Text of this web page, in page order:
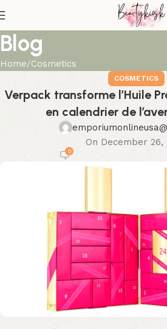
Blog
Home Cosmetics
COSMETICS
Verpack transforme l’Huile
en calendrier de
On December 26,
0